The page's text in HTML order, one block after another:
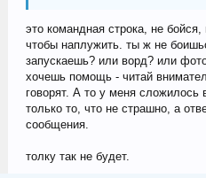
это командная строка, не
чтобы наплужить. ты ж не
запускаешь? или ворд? или
хочешь помощь - читай
говорят. А то у меня
только то, что не страшно, а
сообщения.
толку так не будет.